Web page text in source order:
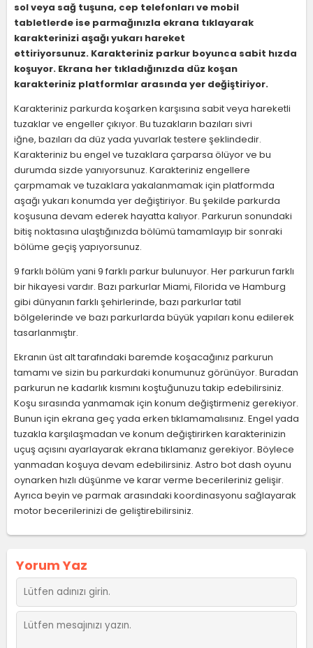
sol veya sağ tuşuna, cep telefonları ve mobil
tabletlerde ise parmağınızla ekrana tıklayarak
karakterinizi aşağı yukarı hareket
ettiriyorsunuz. Karakteriniz parkur boyunca sabit hızda
koşuyor. Ekrana her tıkladığınızda düz koşan
karakteriniz platformlar arasında yer değiştiriyor.
Karakteriniz parkurda koşarken karşısına sabit veya hareketli
tuzaklar ve engeller çıkıyor. Bu tuzakların bazıları sivri
iğne, bazıları da düz yada yuvarlak testere şeklindedir.
Karakteriniz bu engel ve tuzaklara çarparsa ölüyor ve bu
durumda sizde yanıyorsunuz. Karakteriniz engellere
çarpmamak ve tuzaklara yakalanmamak için platformda
aşağı yukarı konumda yer değiştiriyor. Bu şekilde parkurda
koşusuna devam ederek hayatta kalıyor. Parkurun sonundaki
bitiş noktasına ulaştığınızda bölümü tamamlayıp bir sonraki
bölüme geçiş yapıyorsunuz.
9 farklı bölüm yani 9 farklı parkur bulunuyor. Her parkurun farklı
bir hikayesi vardır. Bazı parkurlar Miami, Filorida ve Hamburg
gibi dünyanın farklı şehirlerinde, bazı parkurlar tatil
bölgelerinde ve bazı parkurlarda büyük yapıları konu edilerek
tasarlanmıştır.
Ekranın üst alt tarafındaki baremde koşacağınız parkurun
tamamı ve sizin bu parkurdaki konumunuz görünüyor. Buradan
parkurun ne kadarlık kısmını koştuğunuzu takip edebilirsiniz.
Koşu sırasında yanmamak için konum değiştirmeniz gerekiyor.
Bunun için ekrana geç yada erken tıklamamalısınız. Engel yada
tuzakla karşılaşmadan ve konum değiştirirken karakterinizin
uçuş açısını ayarlayarak ekrana tıklamanız gerekiyor. Böylece
yanmadan koşuya devam edebilirsiniz. Astro bot dash oyunu
oynarken hızlı düşünme ve karar verme becerileriniz gelişir.
Ayrıca beyin ve parmak arasındaki koordinasyonu sağlayarak
motor becerilerinizi de geliştirebilirsiniz.
Yorum Yaz